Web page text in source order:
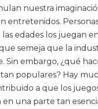
nuestra
entretenidos.
edades los juegan
semeja que la
Sin embargo, ¿qué
populares? Hay
a que los
una parte tan